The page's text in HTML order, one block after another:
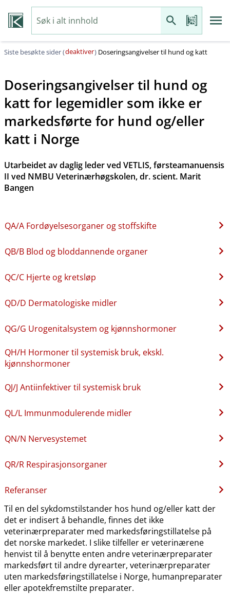
Siste besøkte sider (deaktiver) Doseringsangivelser til hund og katt
Doseringsangivelser til hund og
katt for legemidler som ikke er
markedsførte for hund og​/​eller
katt i Norge
Utarbeidet av daglig leder ved VETLIS, førsteamanuensis
II ved NMBU Veterinærhøgskolen, dr. scient. Marit
Bangen
QA​/​A Fordøyelsesorganer og stoffskifte
QB​/​B Blod og bloddannende organer
QC​/​C Hjerte og kretsløp
QD​/​D Dermatologiske midler
QG​/​G Urogenitalsystem og kjønnshormoner
QH​/​H Hormoner til systemisk bruk, ekskl.
kjønnshormoner
QJ​/​J Antiinfektiver til systemisk bruk
QL​/​L Immunmodulerende midler
QN​/​N Nervesystemet
QR​/​R Respirasjonsorganer
Referanser
Til en del sykdomstilstander hos hund og​/​eller katt der
det er indisert å behandle, finnes det ikke
veterinærpreparater med markedsføringstillatelse på
det norske markedet. I slike tilfeller er veterinærene
henvist til å benytte enten andre veterinærpreparater
markedsført til andre dyrearter, veterinærpreparater
uten markedsføringstillatelse i Norge, humanpreparater
eller apotekfremstilte preparater.